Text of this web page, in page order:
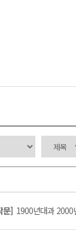
문] 1900년대과 2000